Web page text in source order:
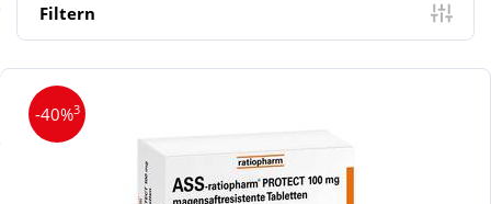
Neuheiten
Sale
Diabetes
Körperpflege & Kosmetik
Filtern
-40%3